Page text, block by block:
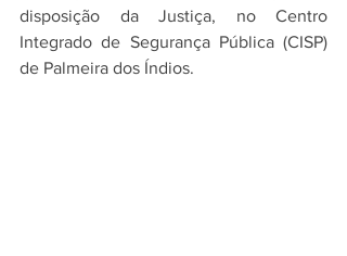
disposição da Justiça, no Centro
Integrado de Segurança Pública (CISP)
de Palmeira dos Índios.